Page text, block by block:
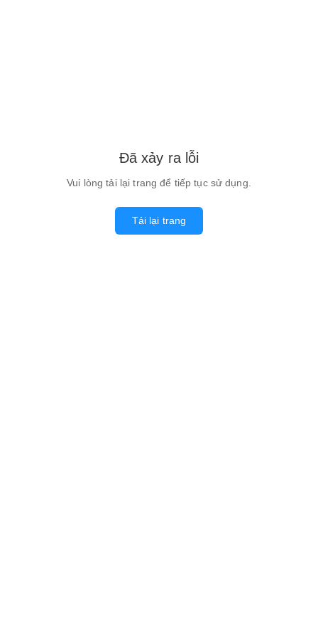
Đã xảy ra lỗi
Vui lòng tải lại trang để tiếp tục sử dụng.
Tải lại trang